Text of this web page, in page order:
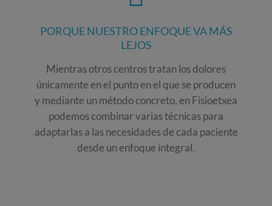
PORQUE NUESTRO ENFOQUE VA MÁS
LEJOS
Mientras otros centros tratan los dolores
únicamente en el punto en el que se producen
y mediante un método concreto, en Fisioetxea
podemos combinar varias técnicas para
adaptarlas a las necesidades de cada paciente
desde un enfoque integral.